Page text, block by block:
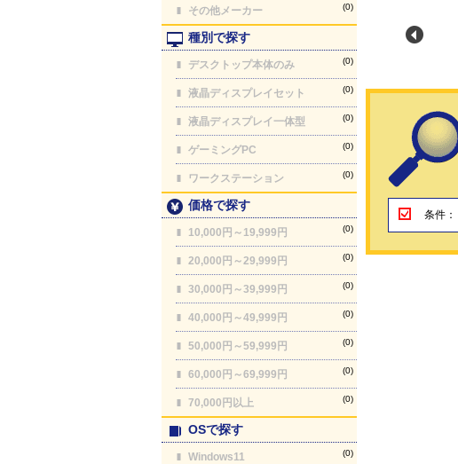
その他メーカー (0)
種別で探す
デスクトップ本体のみ (0)
液晶ディスプレイセット (0)
液晶ディスプレイ一体型 (0)
ゲーミングPC (0)
ワークステーション (0)
価格で探す
10,000円～19,999円 (0)
20,000円～29,999円 (0)
30,000円～39,999円 (0)
40,000円～49,999円 (0)
50,000円～59,999円 (0)
60,000円～69,999円 (0)
70,000円以上 (0)
OSで探す
Windows11 (0)
条件：